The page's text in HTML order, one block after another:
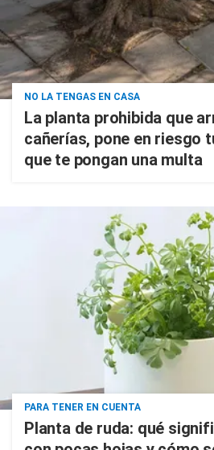
NO LA TENGAS EN CASA
La planta prohibida que
cañerías, pone en riesgo
que te pongan una multa
PARA TENER EN CUENTA
Planta de ruda: qué